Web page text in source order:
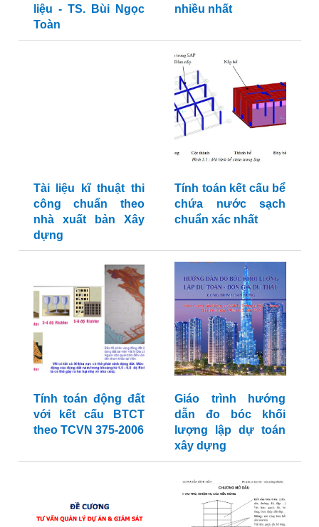
liệu - TS. Bùi Ngọc
Toàn
nhiều nhất
Tài liệu kĩ thuật thi
công chuẩn theo
nhà xuất bản Xây
dựng
Tính toán kết cấu bể
chứa nước sạch
chuẩn xác nhất
Tính toán động đất
với kết cấu BTCT
theo TCVN 375-2006
Giáo trình hướng
dẫn đo bóc khối
lượng lập dự toán
xây dựng